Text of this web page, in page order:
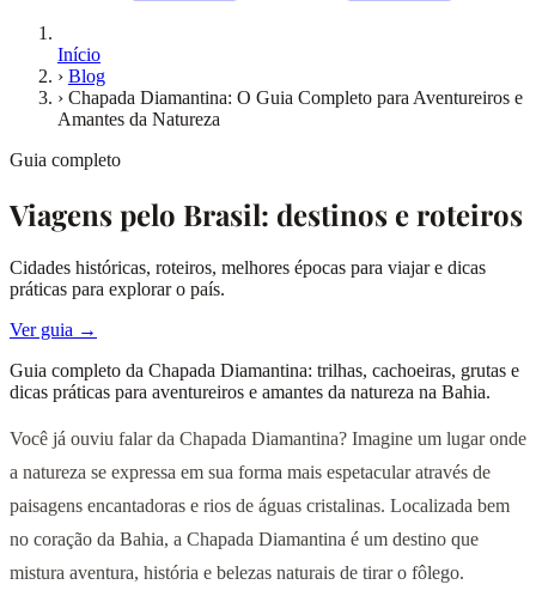
Início
› Blog
› Chapada Diamantina: O Guia Completo para Aventureiros e
Amantes da Natureza
Guia completo
Viagens pelo Brasil: destinos e roteiros
Cidades históricas, roteiros, melhores épocas para viajar e dicas
práticas para explorar o país.
Ver guia →
Guia completo da Chapada Diamantina: trilhas, cachoeiras, grutas e
dicas práticas para aventureiros e amantes da natureza na Bahia.
Você já ouviu falar da Chapada Diamantina? Imagine um lugar onde
a natureza se expressa em sua forma mais espetacular através de
paisagens encantadoras e rios de águas cristalinas. Localizada bem
no coração da Bahia, a Chapada Diamantina é um destino que
mistura aventura, história e belezas naturais de tirar o fôlego.